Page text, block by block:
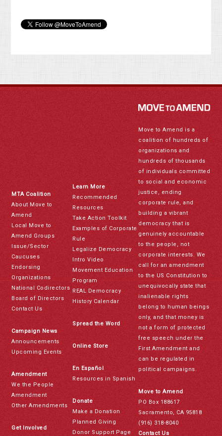
MTA Coalition
About Move to
Amend
Local Move to
Amend Groups
Issue/Sector
Caucuses
Endorsing
Organizations
National Codirectors
Board of Directors
Contact Us
Campaign News
Announcements
Upcoming Events
Amendment
We the People
Amendment
Other Amendments
Get Involved
Learn More
Recommended
Resources
Take Action Toolkit
Examples of Corporate
Rule
Legalize Democracy
Intro Video
Movement Education
Program
REAL Democracy
History Calendar
Spread the Word
Online Store
En Español
Resources in Spanish
Donate
Make a Donation
Planned Giving
Donor Support Page
Move to Amend is a
coalition of hundreds of
organizations and
hundreds of thousands
of individuals committed
to social and economic
justice, ending
corporate rule, and
building a vibrant
democracy that is
genuinely accountable
to the people, not
corporate interests. We
call for an amendment
to the US Constitution to
unequivocally state that
inalienable rights
belong to human beings
only, and that money is
not a form of protected
free speech under the
First Amendment and
can be regulated in
political campaigns.
Move to Amend
PO Box 188617
Sacramento, CA 95818
(916) 318-8040
Contact Us